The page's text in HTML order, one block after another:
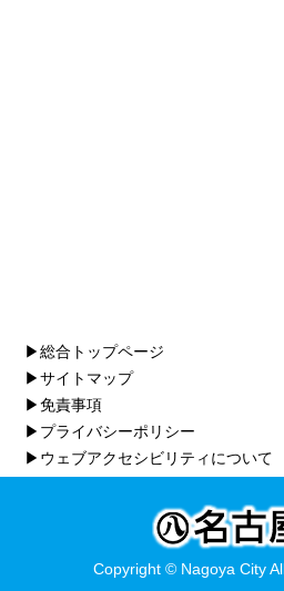
▶総合トップページ
▶サイトマップ
▶免責事項
▶プライバシーポリシー
▶ウェブアクセシビリティについて
Copyright © Nagoya City